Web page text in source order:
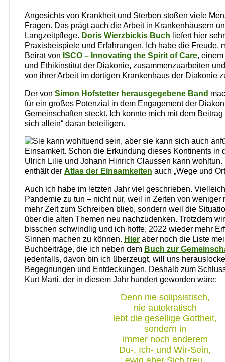
Angesichts von Krankheit und Sterben stoßen viele
Fragen. Das prägt auch die Arbeit in Krankenhäusern
Langzeitpflege. Doris Wierzbickis Buch liefert hier
Praxisbeispiele und Erfahrungen. Ich habe die Freude,
Beirat von ISCO – Innovating the Spirit of Care,
und Ethikinstitut der Diakonie, zusammenzuarbeiten
von ihrer Arbeit im dortigen Krankenhaus der Diakonie
Der von Simon Hofstetter herausgegebene Band
für ein großes Potenzial in dem Engagement der
Gemeinschaften steckt. Ich konnte mich mit dem Beitrag
sich allein“ daran beteiligen.
Sie kann wohltuend sein, aber sie kann sich auch
Einsamkeit. Schon die Erkundung dieses Kontinents in
Ulrich Lilie und Johann Hinrich Claussen kann
enthält der Atlas der Einsamkeiten auch „Wege und
Auch ich habe im letzten Jahr viel geschrieben.
Pandemie zu tun – nicht nur, weil in Zeiten von weniger
mehr Zeit zum Schreiben blieb, sondern weil die
über die alten Themen neu nachzudenken. Trotzdem
bisschen schwindlig und ich hoffe, 2022 wieder mehr
Sinnen machen zu können. Hieraber noch die Liste
Buchbeiträge, die ich neben dem Buch zur
jedenfalls, davon bin ich überzeugt, will uns
Begegnungen und Entdeckungen. Deshalb zum
Kurt Marti, der in diesem Jahr hundert geworden wäre:
Denn nie solipsistisch,
nie autokratisch
lebt die gesellige Gottheit,
sondern in
immer noch anderem
Du-, Ich- und Wir-Sein,